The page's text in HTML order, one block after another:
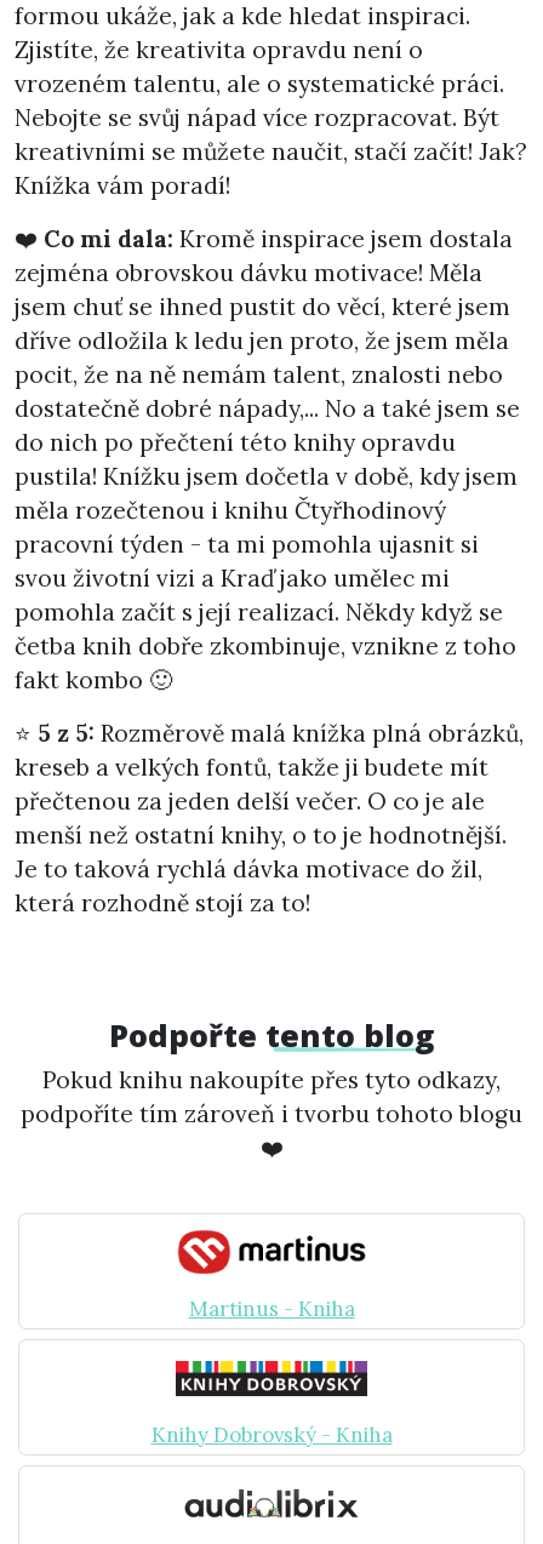
formou ukáže, jak a kde hledat inspiraci.
Zjistíte, že kreativita opravdu není o
vrozeném talentu, ale o systematické práci.
Nebojte se svůj nápad více rozpracovat. Být
kreativními se můžete naučit, stačí začít! Jak?
Knížka vám poradí!
❤️ Co mi dala: Kromě inspirace jsem dostala
zejména obrovskou dávku motivace! Měla
jsem chuť se ihned pustit do věcí, které jsem
dříve odložila k ledu jen proto, že jsem měla
pocit, že na ně nemám talent, znalosti nebo
dostatečně dobré nápady,... No a také jsem se
do nich po přečtení této knihy opravdu
pustila! Knížku jsem dočetla v době, kdy jsem
měla rozečtenou i knihu Čtyřhodinový
pracovní týden - ta mi pomohla ujasnit si
svou životní vizi a Kraď jako umělec mi
pomohla začít s její realizací. Někdy když se
četba knih dobře zkombinuje, vznikne z toho
fakt kombo 🙂
⭐ 5 z 5: Rozměrově malá knížka plná obrázků,
kreseb a velkých fontů, takže ji budete mít
přečtenou za jeden delší večer. O co je ale
menší než ostatní knihy, o to je hodnotnější.
Je to taková rychlá dávka motivace do žil,
která rozhodně stojí za to!
Podpořte tento blog
Pokud knihu nakoupíte přes tyto odkazy,
podpoříte tím zároveň i tvorbu tohoto blogu
❤️
Martinus - Kniha
Knihy Dobrovský - Kniha